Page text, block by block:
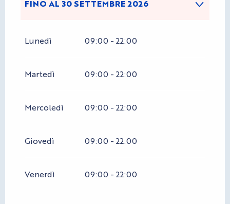
1 GENNAIO 2026AL 10 MAGGIO
2026
FINO AL 30 SETTEMBRE 2026
DAL1 OTTOBRE 2026AL31 DICEMBRE
2026
Lunedì 09:00 - 22:00
Martedì 09:00 - 22:00
Mercoledì 09:00 - 22:00
Giovedì 09:00 - 22:00
Venerdì 09:00 - 22:00